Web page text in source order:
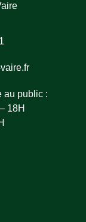
au public :
18H